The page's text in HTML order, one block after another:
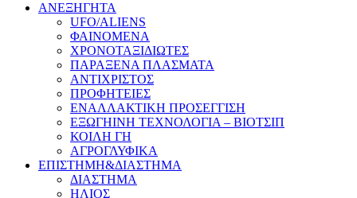
ΑΝΕΞΗΓΗΤΑ
UFO/ALIENS
ΦΑΙΝΟΜΕΝΑ
ΧΡΟΝΟΤΑΞΙΔΙΩΤΕΣ
ΠΑΡΑΞΕΝΑ ΠΛΑΣΜΑΤΑ
ΑΝΤΙΧΡΙΣΤΟΣ
ΠΡΟΦΗΤΕΙΕΣ
ΕΝΑΛΛΑΚΤΙΚΗ ΠΡΟΣΕΓΓΙΣΗ
ΕΞΩΓΗΙΝΗ ΤΕΧΝΟΛΟΓΙΑ – ΒΙΟΤΣΙΠ
ΚΟΙΛΗ ΓΗ
ΑΓΡΟΓΛΥΦΙΚΑ
ΕΠΙΣΤΗΜΗ&ΔΙΑΣΤΗΜΑ
ΔΙΑΣΤΗΜΑ
ΗΛΙΟΣ